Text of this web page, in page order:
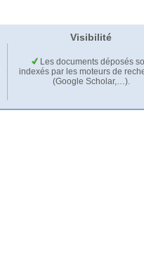
Visibilité
Les documents déposés
indexés par les moteurs de
(Google Scholar,…).